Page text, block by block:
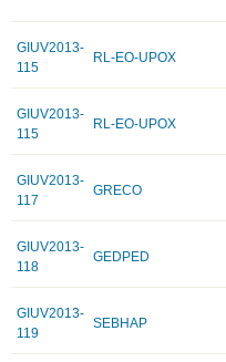
GIUV2013-
115
RL-EO-UPOX
GIUV2013-
115
RL-EO-UPOX
GIUV2013-
117
GRECO
GIUV2013-
118
GEDPED
GIUV2013-
119
SEBHAP